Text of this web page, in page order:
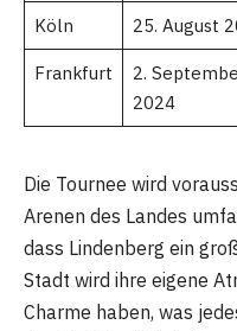
Köln 25. August
Frankfurt
2.
2024
Die Tournee wird
Arenen des Landes
dass Lindenberg ein
Stadt wird ihre eigene
Charme haben, was